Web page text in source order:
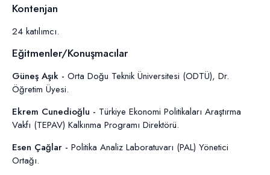
Kontenjan
24 katılımcı.
Eğitmenler/Konuşmacılar
Güneş Aşık - Orta Doğu Teknik Üniversitesi (ODTÜ), Dr.
Öğretim Üyesi.
Ekrem Cunedioğlu - Türkiye Ekonomi Politikaları Araştırma
Vakfı (TEPAV) Kalkınma Programı Direktörü.
Esen Çağlar - Politika Analiz Laboratuvarı (PAL) Yönetici
Ortağı.